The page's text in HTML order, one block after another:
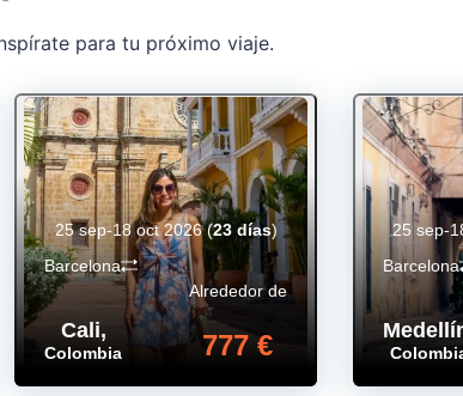
para tu próximo viaje.
Cali,
Colombia
Alrededor de
777 €
Barcelona
25 sep-18 oct 2026(23 días)
Barcelona
25 sep-